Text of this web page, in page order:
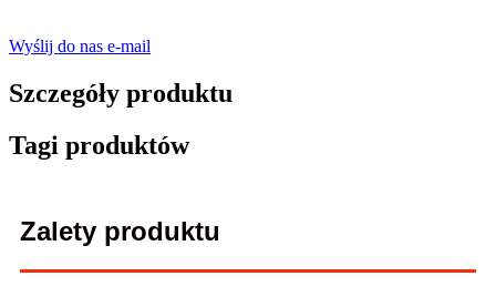
Wyślij do nas e-mail
Szczegóły produktu
Tagi produktów
Zalety produktu